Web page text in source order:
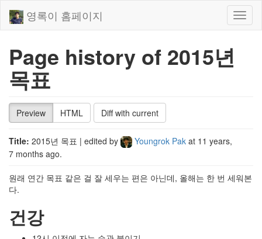
영록이 홈페이지
Page history of 2015년
목표
Preview HTML Diff with current
Title: 2015년 목표 | edited by Youngrok Pak at 11 years,
7 months ago.
원래 연간 목표 같은 걸 잘 세우는 편은 아닌데, 올해는 한 번 세워본
다.
건강